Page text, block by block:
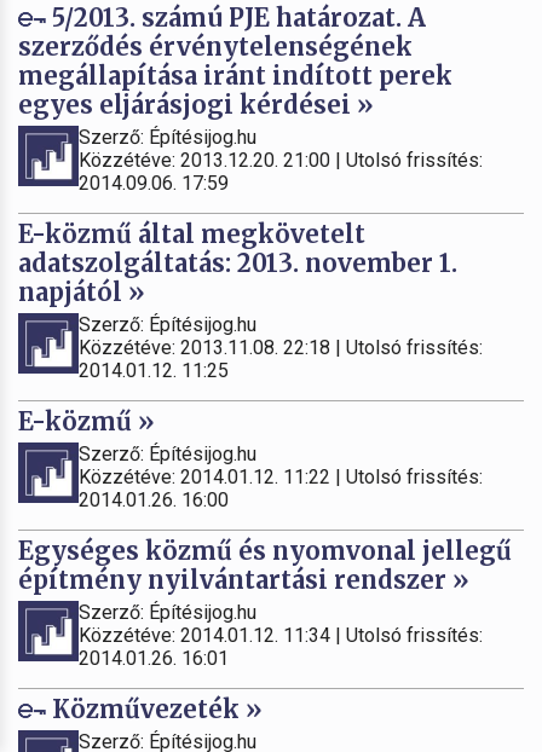
5/2013. számú PJE határozat. A
szerződés érvénytelenségének
megállapítása iránt indított perek
egyes eljárásjogi kérdései »
Szerző: Építésijog.hu
Közzétéve: 2013.12.20. 21:00 | Utolsó frissítés:
2014.09.06. 17:59
E-közmű által megkövetelt
adatszolgáltatás: 2013. november 1.
napjától »
Szerző: Építésijog.hu
Közzétéve: 2013.11.08. 22:18 | Utolsó frissítés:
2014.01.12. 11:25
E-közmű »
Szerző: Építésijog.hu
Közzétéve: 2014.01.12. 11:22 | Utolsó frissítés:
2014.01.26. 16:00
Egységes közmű és nyomvonal jellegű
építmény nyilvántartási rendszer »
Szerző: Építésijog.hu
Közzétéve: 2014.01.12. 11:34 | Utolsó frissítés:
2014.01.26. 16:01
Közművezeték »
Szerző: Építésijog.hu